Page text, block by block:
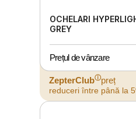
OCHELARI
GREY
Prețul de vânzare
ZepterClubⓘpreț
reduceri între până la